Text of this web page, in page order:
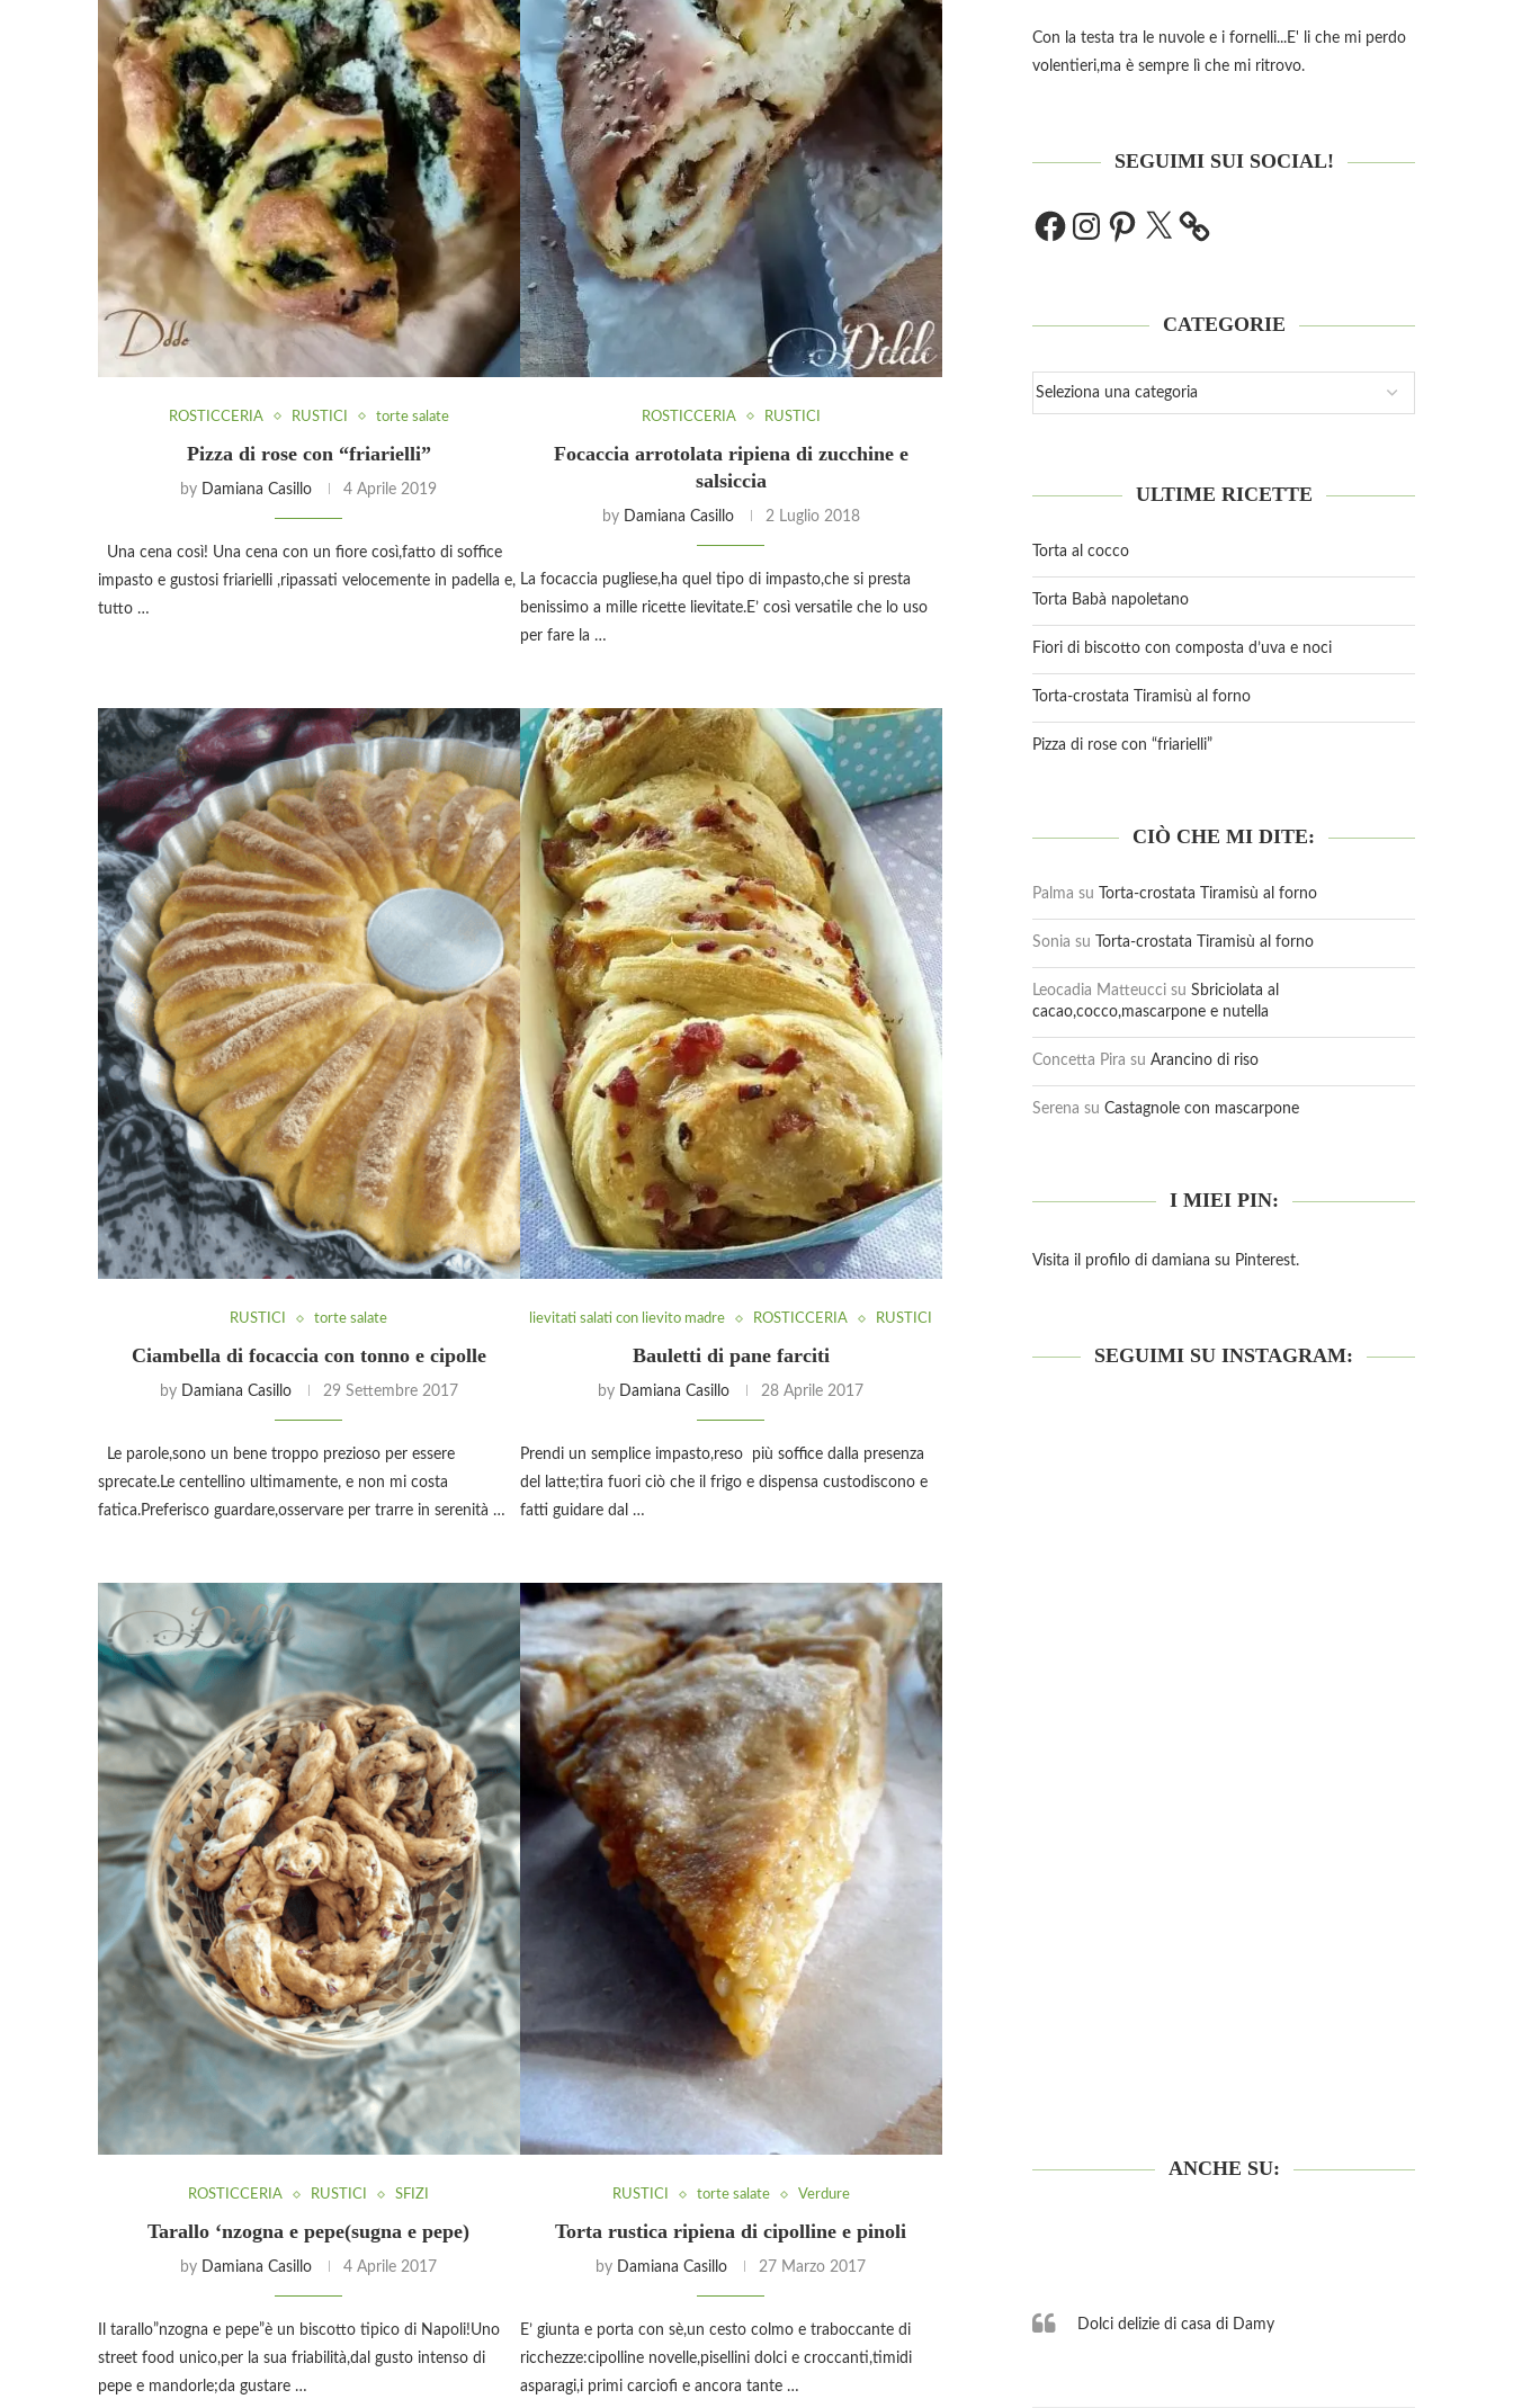
ROSTICCERIA RUSTICI torte salate
Pizza di rose con “friarielli”
by Damiana Casillo 4 Aprile 2019
Una cena così! Una cena con un fiore così,fatto di soffice
impasto e gustosi friarielli ,ripassati velocemente in padella e,
tutto …
ROSTICCERIA RUSTICI
Focaccia arrotolata ripiena di zucchine e
salsiccia
by Damiana Casillo 2 Luglio 2018
La focaccia pugliese,ha quel tipo di impasto,che si presta
benissimo a mille ricette lievitate.E’ così versatile che lo uso
per fare la …
RUSTICI torte salate
Ciambella di focaccia con tonno e cipolle
by Damiana Casillo 29 Settembre 2017
Le parole,sono un bene troppo prezioso per essere
sprecate.Le centellino ultimamente, e non mi costa
fatica.Preferisco guardare,osservare per trarre in serenità …
lievitati salati con lievito madre ROSTICCERIA RUSTICI
Bauletti di pane farciti
by Damiana Casillo 28 Aprile 2017
Prendi un semplice impasto,reso più soffice dalla presenza
del latte;tira fuori ciò che il frigo e dispensa custodiscono e
fatti guidare dal …
ROSTICCERIA RUSTICI SFIZI
Tarallo ‘nzogna e pepe(sugna e pepe)
by Damiana Casillo 4 Aprile 2017
Il tarallo”nzogna e pepe”è un biscotto tipico di Napoli!Uno
street food unico,per la sua friabilità,dal gusto intenso di
pepe e mandorle;da gustare …
RUSTICI torte salate Verdure
Torta rustica ripiena di cipolline e pinoli
by Damiana Casillo 27 Marzo 2017
E’ giunta e porta con sè,un cesto colmo e traboccante di
ricchezze:cipolline novelle,pisellini dolci e croccanti,timidi
asparagi,i primi carciofi e ancora tante …
Con la testa tra le nuvole e i fornelli...E' li che mi perdo
volentieri,ma è sempre lì che mi ritrovo.
SEGUIMI SUI SOCIAL!
CATEGORIE
ULTIME RICETTE
Torta al cocco
Torta Babà napoletano
Fiori di biscotto con composta d’uva e noci
Torta-crostata Tiramisù al forno
Pizza di rose con “friarielli”
CIÒ CHE MI DITE:
Palma su Torta-crostata Tiramisù al forno
Sonia su Torta-crostata Tiramisù al forno
Leocadia Matteucci su Sbriciolata al
cacao,cocco,mascarpone e nutella
Concetta Pira su Arancino di riso
Serena su Castagnole con mascarpone
I MIEI PIN:
Visita il profilo di damiana su Pinterest.
SEGUIMI SU INSTAGRAM:
ANCHE SU:
Dolci delizie di casa di Damy